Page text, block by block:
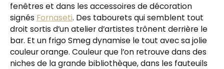
fenêtres et dans les accessoires de décoration
signés Fornaseti. Des tabourets qui semblent tout
droit sortis d’un atelier d’artistes trônent derrière le
bar. Et un frigo Smeg dynamise le tout avec sa jolie
couleur orange. Couleur que l’on retrouve dans des
niches de la grande bibliothèque, dans les fauteuils